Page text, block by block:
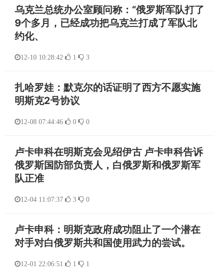
乌克兰总统办公室顾问称：“俄罗斯军队打了
9个多月，已经成功把乌克兰打成了军队北
约化、
12-10 10:28:42 1 3
扎哈罗娃：默克尔的话证明了西方不愿实施
明斯克2号协议
12-08 07:44:46 0 0
卢卡申科在明斯克会见绍伊古 卢卡申科告诉
俄罗斯国防部负责人，白俄罗斯和俄罗斯军
队正准
12-04 11:07:37 3 0
卢卡申科：明斯克政府成功阻止了一个潜在
对手对白俄罗斯共和国使用武力的尝试。
12-01 22:06:51 1 1